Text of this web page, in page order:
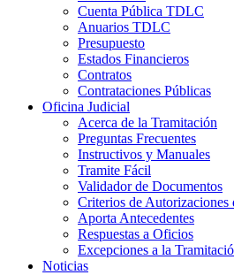
Cuenta Pública TDLC
Anuarios TDLC
Presupuesto
Estados Financieros
Contratos
Contrataciones Públicas
Oficina Judicial
Acerca de la Tramitación
Preguntas Frecuentes
Instructivos y Manuales
Tramite Fácil
Validador de Documentos
Criterios de Autorizaciones
Aporta Antecedentes
Respuestas a Oficios
Excepciones a la
Noticias